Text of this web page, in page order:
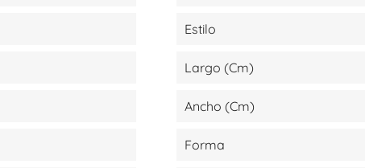
Estilo
Largo (cm)
Ancho (cm)
Forma